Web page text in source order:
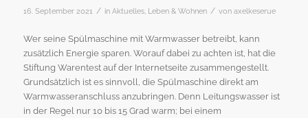
16. September 2021 / in Aktuelles, Leben & Wohnen / von axelkeserue
Wer seine Spülmaschine mit Warmwasser betreibt, kann
zusätzlich Energie sparen. Worauf dabei zu achten ist, hat die
Stiftung Warentest auf der Internetseite zusammengestellt.
Grundsätzlich ist es sinnvoll, die Spülmaschine direkt am
Warmwasseranschluss anzubringen. Denn Leitungswasser ist
in der Regel nur 10 bis 15 Grad warm; bei einem